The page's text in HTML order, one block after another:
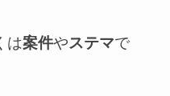
は案件やステマで